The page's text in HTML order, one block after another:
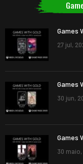
Games
27 jul,
Games
30 jun,
Games
30